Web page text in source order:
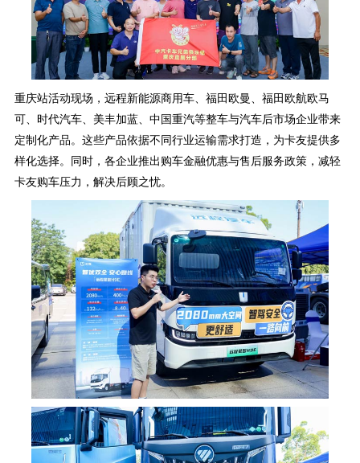
重庆站活动现场，远程新能源商用车、福田欧曼、福田欧航欧马
可、时代汽车、美丰加蓝、中国重汽等整车与汽车后市场企业带来
定制化产品。这些产品依据不同行业运输需求打造，为卡友提供多
样化选择。同时，各企业推出购车金融优惠与售后服务政策，减轻
卡友购车压力，解决后顾之忧。